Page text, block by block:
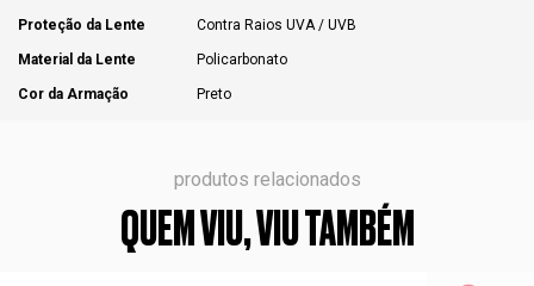
Proteção da Lente Contra Raios UVA / UVB
Material da Lente Policarbonato
Cor da Armação Preto
produtos relacionados
QUEM VIU, VIU TAMBÉM